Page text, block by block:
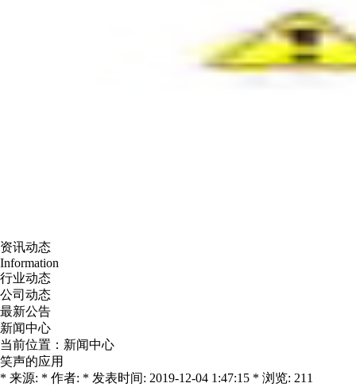
资讯动态
Information
行业动态
公司动态
最新公告
新闻中心
当前位置： 新闻中心
笑声的应用
* 来源: * 作者: * 发表时间: 2019-12-04 1:47:15 * 浏览: 211